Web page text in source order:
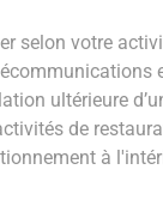
selon votre
ultérieure
de
à